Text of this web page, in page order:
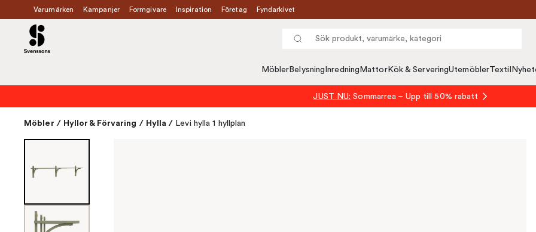
Varumärken Kampanjer Formgivare Inspiration Företag Fyndarkivet
Möbler Belysning Inredning MattorKök & ServeringUtemöblerTextil
JUST NU: Sommarrea – Upp till 50% rabatt
Möbler / Hyllor & Förvaring / Hylla / Levi hylla 1 hyllplan